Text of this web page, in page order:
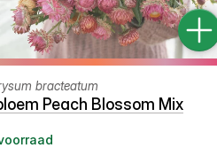
bracteatum
Peach Blossom Mix